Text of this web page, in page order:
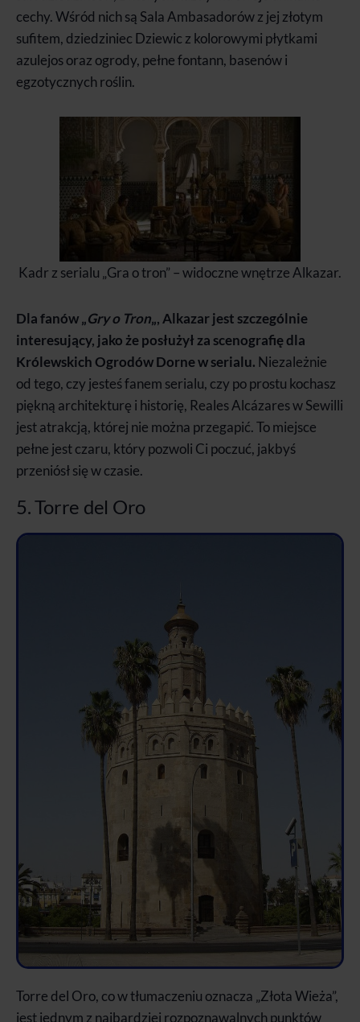
cechy. Wśród nich są Sala Ambasadorów z jej złotym
sufitem, dziedziniec Dziewic z kolorowymi płytkami
azulejos oraz ogrody, pełne fontann, basenów i
egzotycznych roślin.
Kadr z serialu „Gra o tron” – widoczne wnętrze Alkazar.
Dla fanów „Gry o Tron„, Alkazar jest szczególnie
interesujący, jako że posłużył za scenografię dla
Królewskich Ogrodów Dorne w serialu. Niezależnie
od tego, czy jesteś fanem serialu, czy po prostu kochasz
piękną architekturę i historię, Reales Alcázares w Sewilli
jest atrakcją, której nie można przegapić. To miejsce
pełne jest czaru, który pozwoli Ci poczuć, jakbyś
przeniósł się w czasie.
5. Torre del Oro
Torre del Oro, co w tłumaczeniu oznacza „Złota Wieża”,
jest jednym z najbardziej rozpoznawalnych punktów